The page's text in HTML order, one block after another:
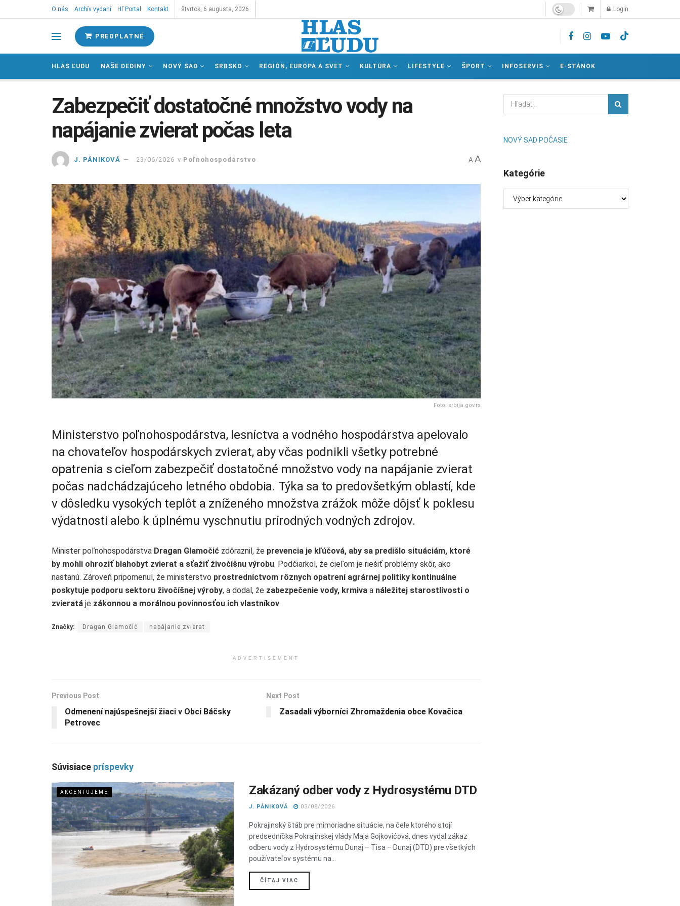
O nás Archív vydaní Hľ Portal Kontakt štvrtok, 6 augusta, 2026 Login
PREDPLATNÉ
HLAS ĽUDU NAŠE DEDINY NOVÝ SAD SRBSKO REGIÓN, EURÓPA A SVET KULTÚRA LIFESTYLE ŠPORT INFOSERVIS E-STÁNOK
Zabezpečiť dostatočné množstvo vody na
napájanie zvierat počas leta
J. PÁNIKOVÁ 23/06/2026 v Poľnohospodárstvo A A
Foto: srbija.gov.rs
Ministerstvo poľnohospodárstva, lesníctva a vodného hospodárstva apelovalo
na chovateľov hospodárskych zvierat, aby včas podnikli všetky potrebné
opatrenia s cieľom zabezpečiť dostatočné množstvo vody na napájanie zvierat
počas nadchádzajúceho letného obdobia. Týka sa to predovšetkým oblastí, kde
v dôsledku vysokých teplôt a zníženého množstva zrážok môže dôjsť k poklesu
výdatnosti alebo k úplnému vyschnutiu prírodných vodných zdrojov.
Minister poľnohospodárstva Dragan Glamočić zdôraznil, že prevencia je kľúčová, aby sa predišlo situáciám, ktoré
by mohli ohroziť blahobyt zvierat a sťažiť živočíšnu výrobu. Podčiarkol, že cieľom je riešiť problémy skôr, ako
nastanú. Zároveň pripomenul, že ministerstvo prostredníctvom rôznych opatrení agrárnej politiky kontinuálne
poskytuje podporu sektoru živočíšnej výroby, a dodal, že zabezpečenie vody, krmiva a náležitej starostlivosti o
zvieratá je zákonnou a morálnou povinnosťou ich vlastníkov.
Značky: Dragan Glamočić napájanie zvierat
ADVERTISEMENT
Previous Post
Odmenení najúspešnejší žiaci v Obci Báčsky
Petrovec
Next Post
Zasadali výborníci Zhromaždenia obce Kovačica
Súvisiace príspevky
AKCENTUJEME Zakázaný odber vody z Hydrosystému DTD
J. PÁNIKOVÁ 03/08/2026
Pokrajinský štáb pre mimoriadne situácie, na čele ktorého stojí
predsedníčka Pokrajinskej vlády Maja Gojkovićová, dnes vydal zákaz
odberu vody z Hydrosystému Dunaj – Tisa – Dunaj (DTD) pre všetkých
používateľov systému na...
ČÍTAJ VIAC
NOVÝ SAD POČASIE
Kategórie